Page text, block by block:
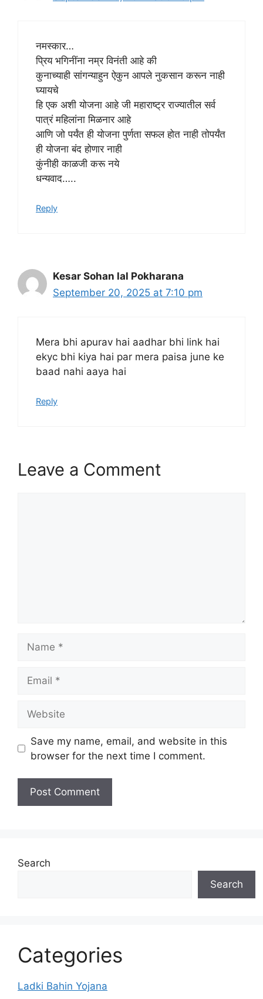
नमस्कार…
प्रिय भगिनींना नम्र विनंती आहे की
कुनाच्याही सांगन्याहुन ऐकुन आपले नुकसान करून नाही
घ्यायचे
हि एक अशी योजना आहे जी महाराष्ट्र राज्यातील सर्व
पात्रं महिलांना मिळनार आहे
आणि जो पर्यंत ही योजना पुर्णता सफल होत नाही तोपर्यंत
ही योजना बंद होणार नाही
कुंनीही काळजी करू नये
धन्यवाद…..
Reply
Kesar Sohan lal Pokharana
September 20, 2025 at 7:10 pm
Mera bhi apurav hai aadhar bhi link hai
ekyc bhi kiya hai par mera paisa june ke
baad nahi aaya hai
Reply
Leave a Comment
Save my name, email, and website in this
browser for the next time I comment.
Search
Search
Categories
Ladki Bahin Yojana